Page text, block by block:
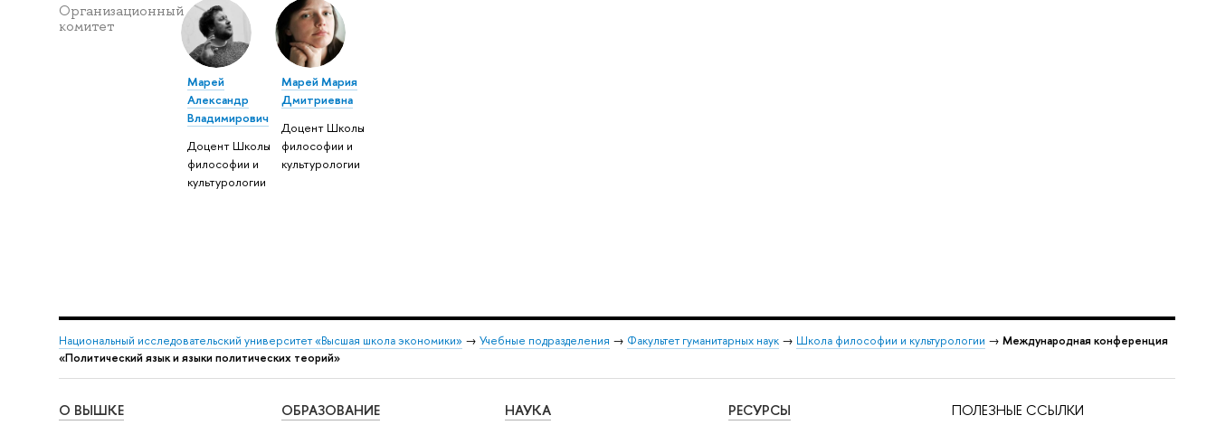
Организационный
комитет
Марей
Александр
Владимирович
Доцент Школы
философии и
культурологии
Марей Мария
Дмитриевна
Доцент Школы
философии и
культурологии
Национальный исследовательский университет «Высшая школа экономики» → Учебные подразделения → Факультет гуманитарных наук→ Школа философии и культурологии → Международная конференция
«Политический язык и языки политических теорий»
О ВЫШКЕ ОБРАЗОВАНИЕ НАУКА РЕСУРСЫ ПОЛЕЗНЫЕ ССЫЛКИ